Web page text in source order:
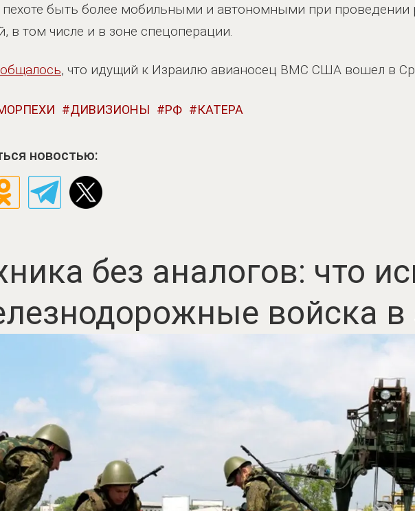
быть более мобильными и автономными при проведении
в том числе и в зоне спецоперации.
, что идущий к Израилю авианосец ВМС США вошел в
ДИВИЗИОНЫ РФ КАТЕРА
новостью:
без аналогов: что
войска в